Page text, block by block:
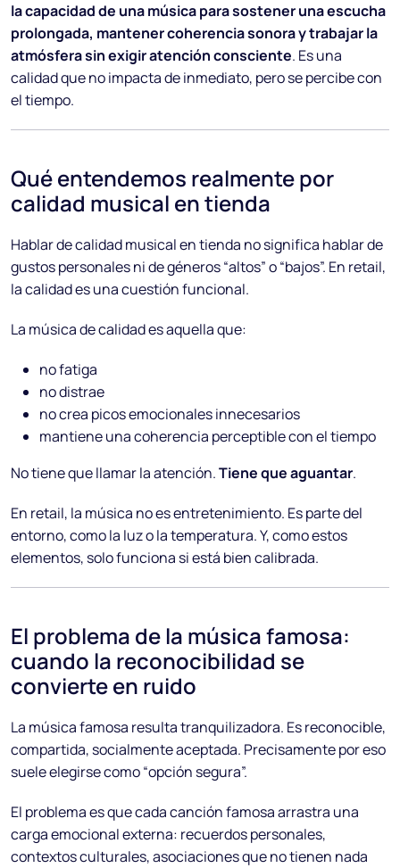
la capacidad de una música para sostener una escucha
prolongada, mantener coherencia sonora y trabajar la
atmósfera sin exigir atención consciente. Es una
calidad que no impacta de inmediato, pero se percibe con
el tiempo.
Qué entendemos realmente por
calidad musical en tienda
Hablar de calidad musical en tienda no significa hablar de
gustos personales ni de géneros “altos” o “bajos”. En retail,
la calidad es una cuestión funcional.
La música de calidad es aquella que:
no fatiga
no distrae
no crea picos emocionales innecesarios
mantiene una coherencia perceptible con el tiempo
No tiene que llamar la atención.Tiene que aguantar.
En retail, la música no es entretenimiento. Es parte del
entorno, como la luz o la temperatura. Y, como estos
elementos, solo funciona si está bien calibrada.
El problema de la música famosa:
cuando la reconocibilidad se
convierte en ruido
La música famosa resulta tranquilizadora. Es reconocible,
compartida, socialmente aceptada. Precisamente por eso
suele elegirse como “opción segura”.
El problema es que cada canción famosa arrastra una
carga emocional externa: recuerdos personales,
contextos culturales, asociaciones que no tienen nada